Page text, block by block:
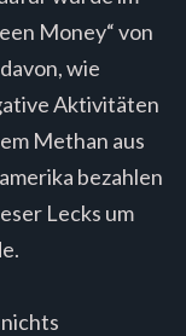
Money“ von
wie
Aktivitäten
Methan aus
bezahlen
Lecks um